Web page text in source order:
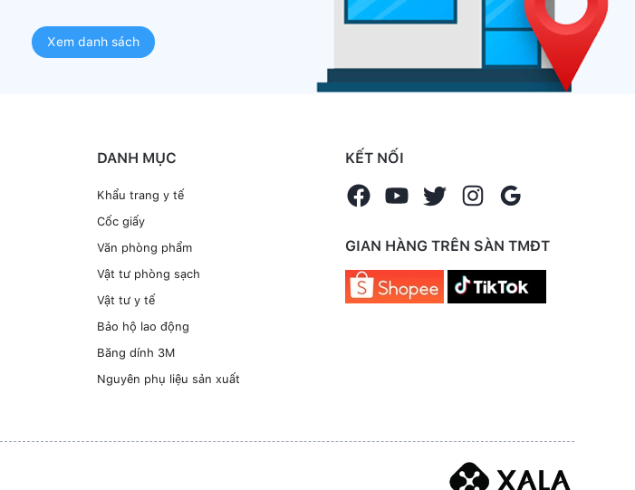
Xem danh sách
DANH MỤC
Khẩu trang y tế
Cốc giấy
Văn phòng phẩm
Vật tư phòng sạch
Vật tư y tế
Bảo hộ lao động
Băng dính 3M
Nguyên phụ liệu sản xuất
KẾT NỐI
GIAN HÀNG TRÊN SÀN TMĐT